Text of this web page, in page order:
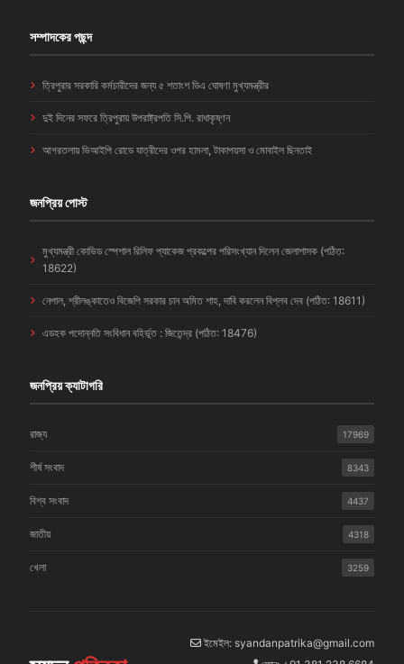
সম্পাদকের পছন্দ
ত্রিপুরার সরকারি কর্মচারীদের জন্য ৫ শতাংশ ডিএ ঘোষণা মুখ্যমন্ত্রীর
দুই দিনের সফরে ত্রিপুরায় উপরাষ্ট্রপতি সি.পি. রাধাকৃষ্ণন
আগরতলায় ভিআইপি রোডে যাত্রীদের ওপর হামলা, টাকাপয়সা ও মোবাইল ছিনতাই
জনপ্রিয় পোস্ট
মুখ্যমন্ত্রী কোভিড স্পেশাল রিলিফ প্যাকেজ প্রকল্পের পরিসংখ্যান দিলেন জেলাশাসক (পঠিত:
18622)
নেপাল, শ্রীলঙ্কাতেও বিজেপি সরকার চান অমিত শাহ, দাবি করলেন বিপ্লব দেব (পঠিত: 18611)
এডহক পদোন্নতি সংবিধান বহির্ভূত : জিতেন্দ্র (পঠিত: 18476)
জনপ্রিয় ক্যাটাগরি
রাজ্য 17969
শীর্ষ সংবাদ 8343
বিশ্ব সংবাদ 4437
জাতীয় 4318
খেলা 3259
ইমেইল: syandanpatrika@gmail.com